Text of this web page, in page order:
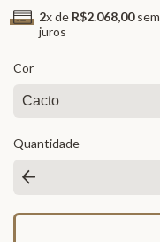
2x de R$2.068,00sem
juros
Cor
Quantidade